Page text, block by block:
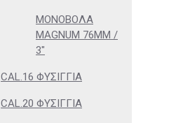
ΜΟΝΌΒΟΛΑ
MAGNUM 76MM /
3"
CAL.16 ΦΥΣΊΓΓΙΑ
CAL.20 ΦΥΣΊΓΓΙΑ